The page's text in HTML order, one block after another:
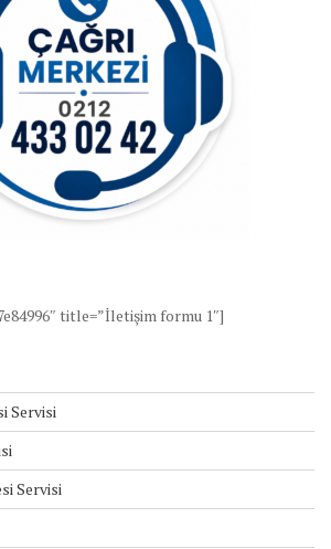
title=”İletişim formu 1″]
Servisi
Servisi